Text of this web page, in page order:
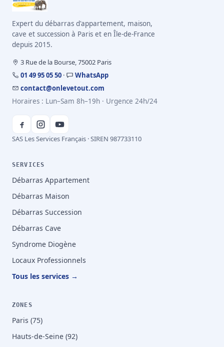
Expert du débarras d'appartement, maison,
cave et succession à Paris et en Île-de-France
depuis 2015.
3 Rue de la Bourse, 75002 Paris
01 49 95 05 50 ·
WhatsApp
contact@onlevetout.com
Horaires : Lun–Sam 8h–19h · Urgence 24h/24
SAS Les Services Français · SIREN 987733110
SERVICES
Débarras Appartement
Débarras Maison
Débarras Succession
Débarras Cave
Syndrome Diogène
Locaux Professionnels
Tous les services →
ZONES
Paris (75)
Hauts-de-Seine (92)